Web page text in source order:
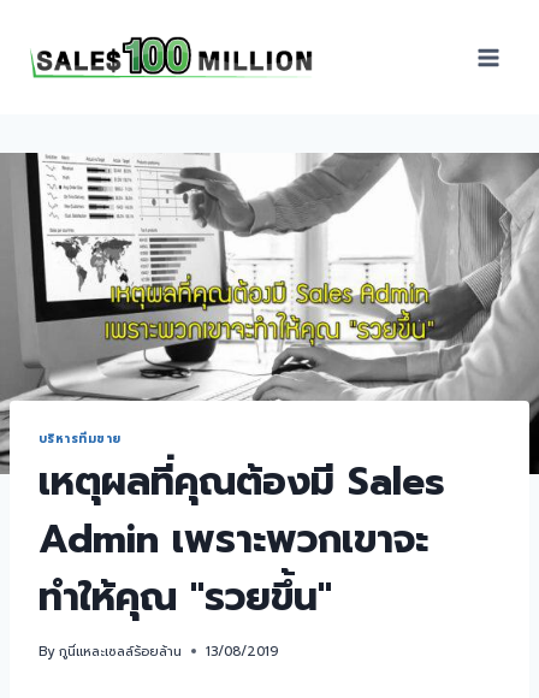
บริหารทีมขาย
เหตุผลที่คุณต้องมี Sales
Admin เพราะพวกเขาจะ
ทำให้คุณ "รวยขึ้น"
Byกูนี่แหละเซลล์ร้อยล้าน 13/08/2019